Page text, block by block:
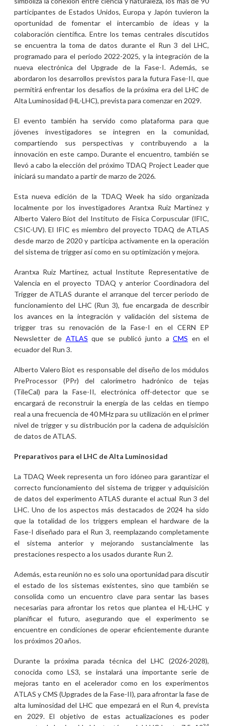
participantes de Estados Unidos, Europa y Japón tuvieron la
oportunidad de fomentar el intercambio de ideas y la
colaboración científica. Entre los temas centrales discutidos
se encuentra la toma de datos durante el Run 3 del LHC,
programado para el periodo 2022-2025, y la integración de la
nueva electrónica del Upgrade de la Fase-I. Además, se
abordaron los desarrollos previstos para la futura Fase-II, que
permitirá enfrentar los desafíos de la próxima era del LHC de
Alta Luminosidad (HL-LHC), prevista para comenzar en 2029.
El evento también ha servido como plataforma para que
jóvenes investigadores se integren en la comunidad,
compartiendo sus perspectivas y contribuyendo a la
innovación en este campo. Durante el encuentro, también se
llevó a cabo la elección del próximo TDAQ Project Leader que
iniciará su mandato a partir de marzo de 2026.
Esta nueva edición de la TDAQ Week ha sido organizada
localmente por los investigadores Arantxa Ruiz Martínez y
Alberto Valero Biot del Instituto de Física Corpuscular (IFIC,
CSIC-UV). El IFIC es miembro del proyecto TDAQ de ATLAS
desde marzo de 2020 y participa activamente en la operación
del sistema de trigger así como en su optimización y mejora.
Arantxa Ruiz Martínez, actual Institute Representative de
Valencia en el proyecto TDAQ y anterior Coordinadora del
Trigger de ATLAS durante el arranque del tercer periodo de
funcionamiento del LHC (Run 3), fue encargada de describir
los avances en la integración y validación del sistema de
trigger tras su renovación de la Fase-I en el CERN EP
Newsletter de ATLAS que se publicó junto aCMS en el
ecuador del Run 3.
Alberto Valero Biot es responsable del diseño de los módulos
PreProcessor (PPr) del calorímetro hadrónico de tejas
(TileCal) para la Fase-II, electrónica off-detector que se
encargará de reconstruir la energía de las celdas en tiempo
real a una frecuencia de 40 MHz para su utilización en el primer
nivel de trigger y su distribución por la cadena de adquisición
de datos de ATLAS.
Preparativos para el LHC de Alta Luminosidad
La TDAQ Week representa un foro idóneo para garantizar el
correcto funcionamiento del sistema de trigger y adquisición
de datos del experimento ATLAS durante el actual Run 3 del
LHC. Uno de los aspectos más destacados de 2024 ha sido
que la totalidad de los triggers emplean el hardware de la
Fase-I diseñado para el Run 3, reemplazando completamente
el sistema anterior y mejorando sustancialmente las
prestaciones respecto a los usados durante Run 2.
Además, esta reunión no es solo una oportunidad para discutir
el estado de los sistemas existentes, sino que también se
consolida como un encuentro clave para sentar las bases
necesarias para afrontar los retos que plantea el HL-LHC y
planificar el futuro, asegurando que el experimento se
encuentre en condiciones de operar eficientemente durante
los próximos 20 años.
Durante la próxima parada técnica del LHC (2026-2028),
conocida como LS3, se instalará una importante serie de
mejoras tanto en el acelerador como en los experimentos
ATLAS y CMS (Upgrades de la Fase-II), para afrontar la fase de
alta luminosidad del LHC que empezará en el Run 4, prevista
en 2029. El objetivo de estas actualizaciones es poder